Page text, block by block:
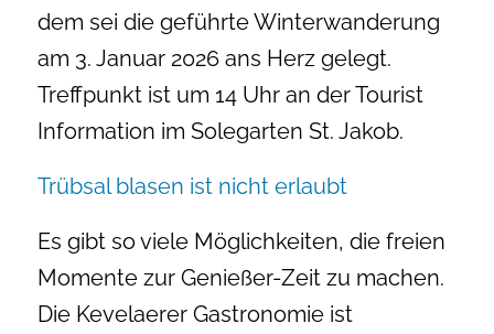
dem sei die geführte Winterwanderung
am 3. Januar 2026 ans Herz gelegt.
Treffpunkt ist um 14 Uhr an der Tourist
Information im Solegarten St. Jakob.
Trübsal blasen ist nicht erlaubt
Es gibt so viele Möglichkeiten, die freien
Momente zur Genießer-Zeit zu machen.
Die Kevelaerer Gastronomie ist